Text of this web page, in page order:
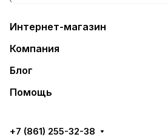
Интернет-магазин
Компания
Блог
Помощь
+7 (861) 255-32-38